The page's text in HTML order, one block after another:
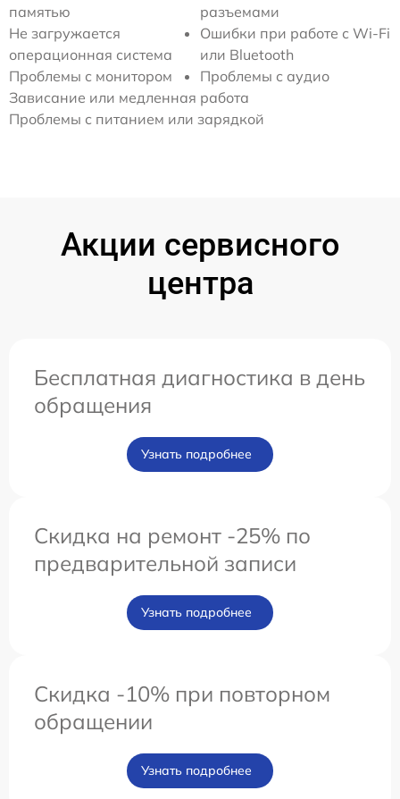
памятью
Не загружается
операционная система
Проблемы с монитором
разъемами
Ошибки при работе с Wi-Fi
или Bluetooth
Проблемы с аудио
Зависание или медленная работа
Проблемы с питанием или зарядкой
Акции сервисного
центра
Бесплатная диагностика в день
обращения
Узнать подробнее
Скидка на ремонт -25% по
предварительной записи
Узнать подробнее
Скидка -10% при повторном
обращении
Узнать подробнее